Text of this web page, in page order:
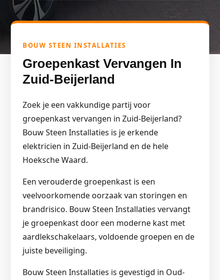
BOUW STEEN INSTALLATIES
Groepenkast Vervangen In
Zuid-Beijerland
Zoek je een vakkundige partij voor
groepenkast vervangen in Zuid-Beijerland?
Bouw Steen Installaties is je erkende
elektricien in Zuid-Beijerland en de hele
Hoeksche Waard.
Een verouderde groepenkast is een
veelvoorkomende oorzaak van storingen en
brandrisico. Bouw Steen Installaties vervangt
je groepenkast door een moderne kast met
aardlekschakelaars, voldoende groepen en de
juiste beveiliging.
Bouw Steen Installaties is gevestigd in Oud-